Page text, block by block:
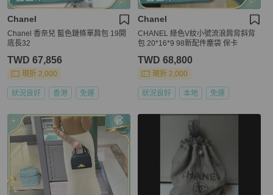
Chanel
Chanel 香奈兒 藍色鏈條單肩包 19開
底長32
TWD 67,856
現折 2,000
狀況良好 香港 免運
Chanel
CHANEL 綠色V紋小號流浪肩背斜背
包 20*16*9 98新配件塵袋 保卡
TWD 68,800
現折 2,000
狀況良好 本地 免運